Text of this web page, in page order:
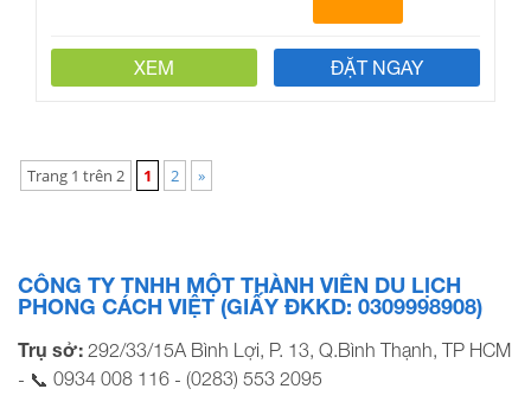
XEM ĐẶT NGAY
Trang 1 trên 2 1 2 »
CÔNG TY TNHH MỘT THÀNH VIÊN DU LỊCH
PHONG CÁCH VIỆT (GIẤY ĐKKD: 0309998908)
Trụ sở: 292/33/15A Bình Lợi, P. 13, Q.Bình Thạnh, TP HCM
- 📞 0934 008 116 - (0283) 553 2095